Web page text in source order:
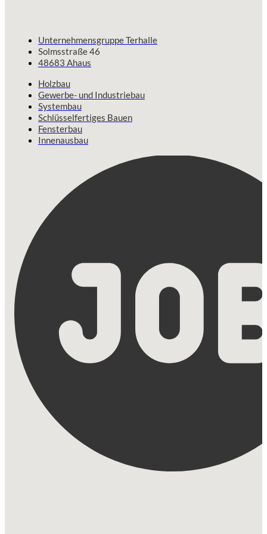
Unternehmensgruppe Terhalle
Solmsstraße 46
48683 Ahaus
Holzbau
Gewerbe- und Industriebau
Systembau
Schlüsselfertiges Bauen
Fensterbau
Innenausbau